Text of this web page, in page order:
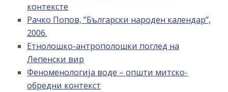
контексте
Рачко Попов, ”Български народен календар”,
2006.
Етнолошко-антрополошки поглед на
Лепенски вир
Феноменологија воде – општи митско-
обредни контекст